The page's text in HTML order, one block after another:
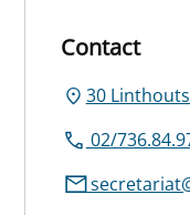
Contact
30
02/